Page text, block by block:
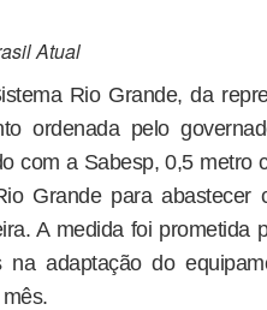
Atual
Rio Grande, da
ordenada pelo
com a Sabesp, 0,5 metro
Grande para abastecer
A medida foi prometida
na adaptação do